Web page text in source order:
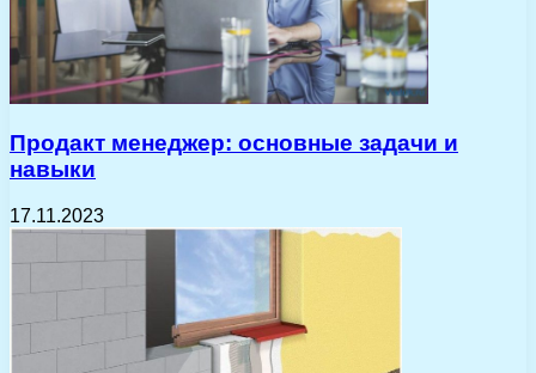
Продакт менеджер: основные задачи и
навыки
17.11.2023